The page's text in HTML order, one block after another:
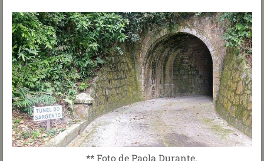
** Foto de Paola Durante.